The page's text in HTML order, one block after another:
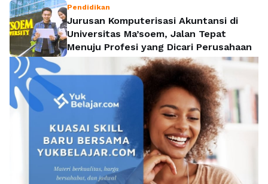
Pendidikan
Jurusan Komputerisasi Akuntansi di
Universitas Ma’soem, Jalan Tepat
Menuju Profesi yang Dicari Perusahaan